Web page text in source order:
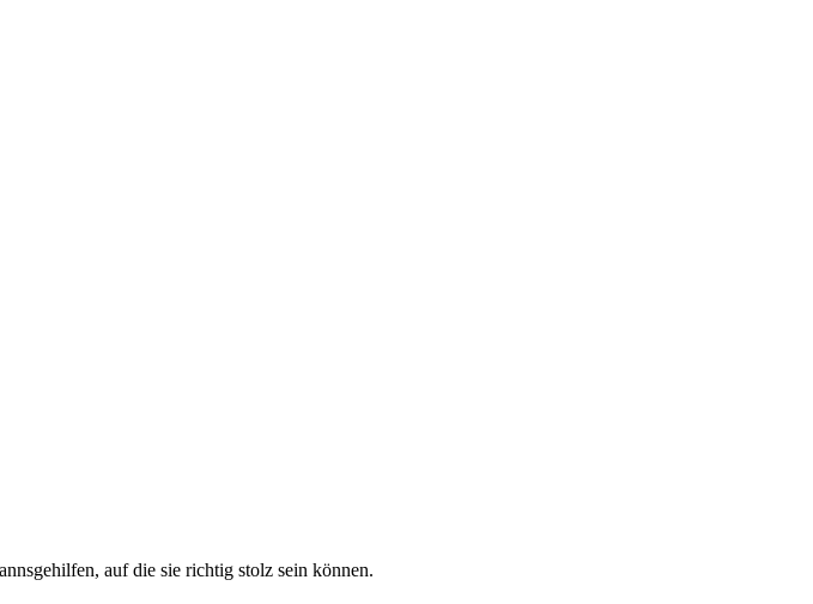
auf die sie richtig stolz sein können.